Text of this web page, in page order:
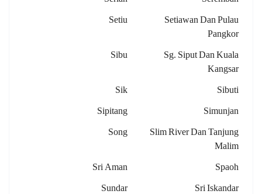
Setiawan Dan Pulau
Pangkor
Setiu
Sg. Siput Dan Kuala
Kangsar
Sibu
Sibuti
Sik
Simunjan
Sipitang
Slim River Dan Tanjung
Malim
Song
Spaoh
Sri Aman
Sri Iskandar
Sundar